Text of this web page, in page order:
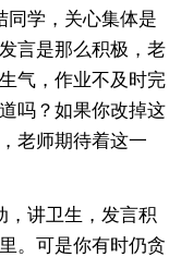
同学，关心集体是
言是那么积极，老
气，作业不及时完
吗？如果你改掉这
老师期待着这一
，讲卫生，发言积
。可是你有时仍贪